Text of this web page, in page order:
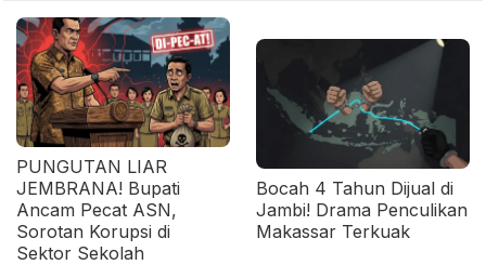
PUNGUTAN LIAR
JEMBRANA! Bupati
Ancam Pecat ASN,
Sorotan Korupsi di
Sektor Sekolah
Bocah 4 Tahun Dijual di
Jambi! Drama Penculikan
Makassar Terkuak